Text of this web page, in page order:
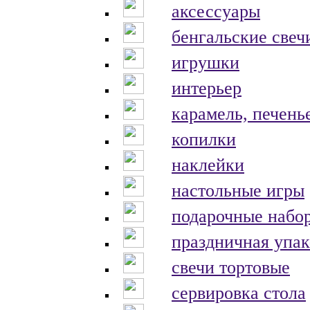
аксессуары
бенгальские
игрушки
интерьер
карамель,
копилки
наклейки
настольные игры
подарочные
праздничная
свечи тортовые
сервировка стола